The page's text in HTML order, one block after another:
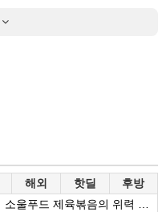
해외 핫딜 후방
푸드 제육볶음의 위력 ㅋㅋ